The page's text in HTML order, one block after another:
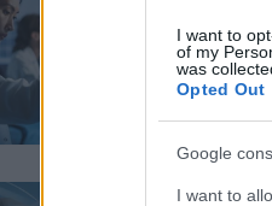
I want to
of my
was
Opted Out
Google
I want to